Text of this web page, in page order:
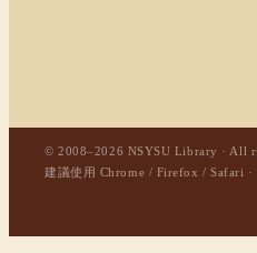
© 2008–2026 NSYSU Library · All
建議使用 Chrome / Firefox / Safari